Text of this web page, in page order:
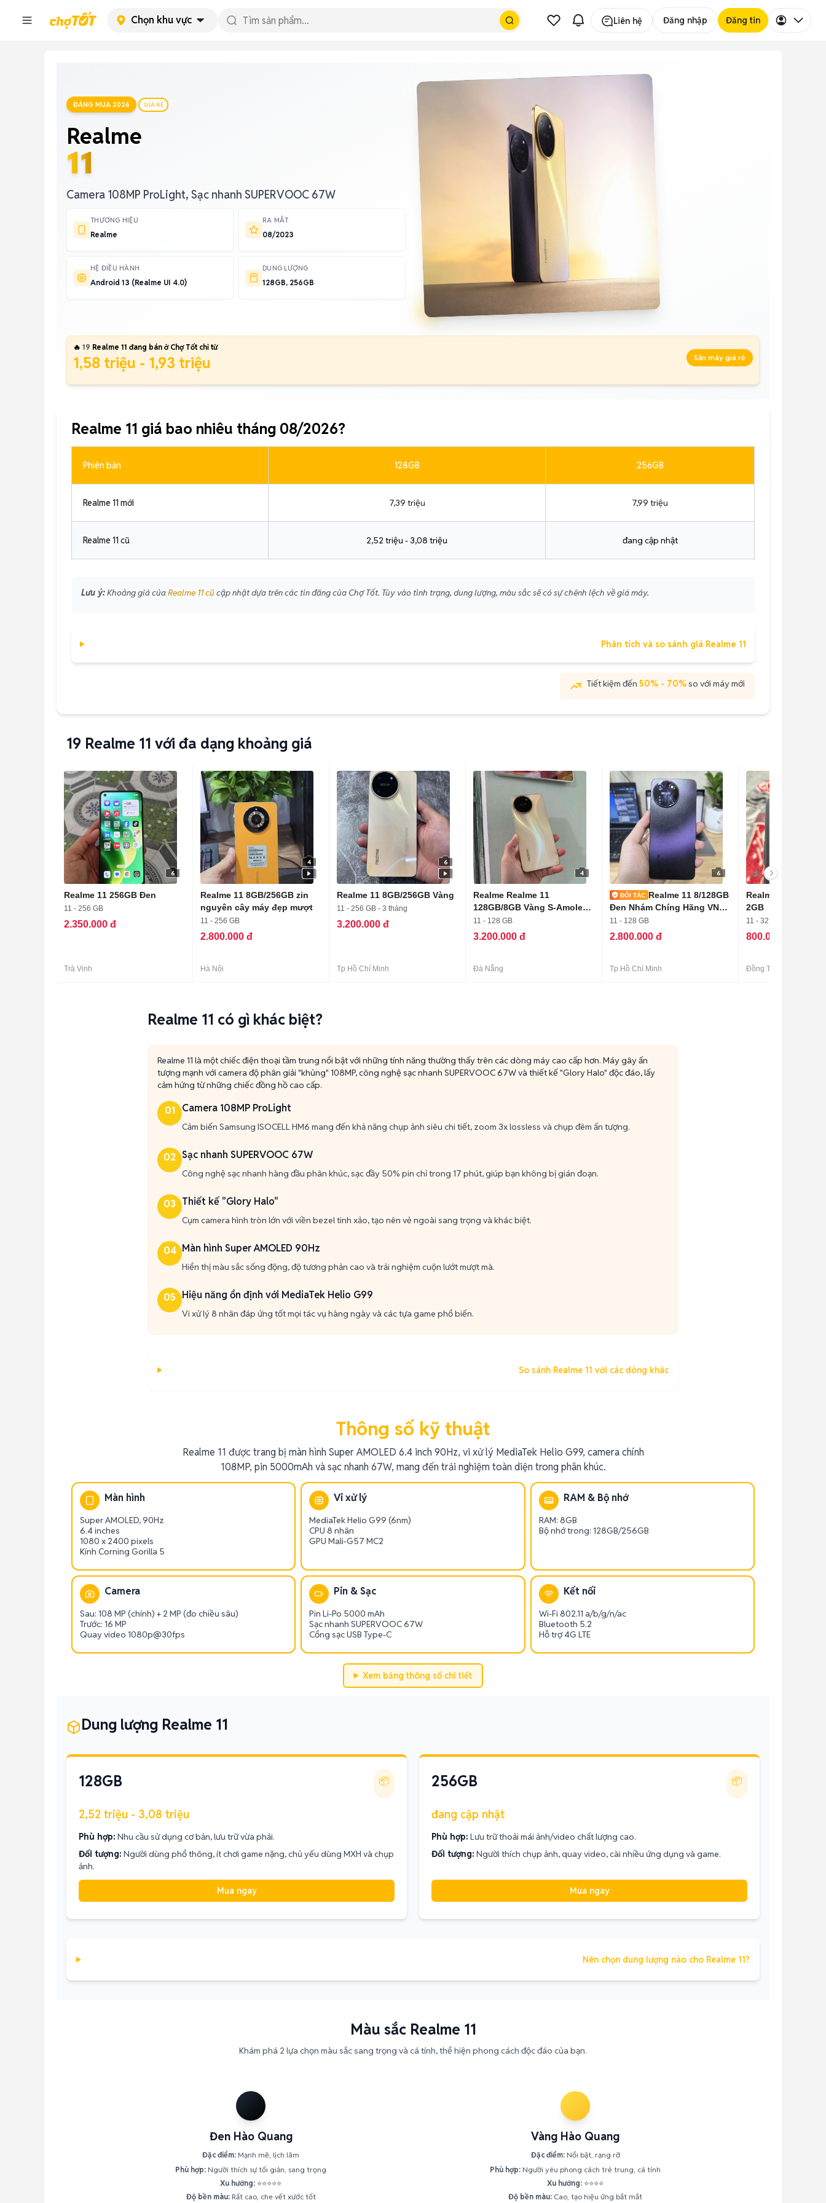
Chọn khu vực Liên hệ Đăng nhập Đăng tin
ĐÁNG MUA 2026 GIÁ RẺ
Realme
11
Camera 108MP ProLight, Sạc nhanh SUPERVOOC 67W
THƯƠNG HIỆU
Realme
RA MẮT
08/2023
HỆ ĐIỀU HÀNH
Android 13 (Realme UI 4.0)
DUNG LƯỢNG
128GB, 256GB
🔥 19 Realme 11 đang bán ở Chợ Tốt chỉ từ
1,58 triệu - 1,93 triệu Săn máy giá rẻ
Realme 11 giá bao nhiêu tháng 08/2026?
Phiên bản 128GB 256GB
Realme 11 mới 7,39 triệu 7,99 triệu
Realme 11 cũ 2,52 triệu - 3,08 triệu đang cập nhật
Lưu ý:Khoảng giá củaRealme 11 cũ cập nhật dựa trên các tin đăng của Chợ Tốt. Tùy vào tình trạng, dung lượng, màu sắc sẽ có sự chênh lệch về giá máy.
Phân tích và so sánh giá Realme 11
Tiết kiệm đến 50% - 70%so với máy mới
19 Realme 11 với đa dạng khoảng giá
6
Realme 11 256GB Đen
11 - 256 GB
2.350.000 đ
Trà Vinh
4
Realme 11 8GB/256GB zin
nguyên cây máy đẹp mượt
11 - 256 GB
2.800.000 đ
Hà Nội
6
Realme 11 8GB/256GB Vàng
11 - 256 GB - 3 tháng
3.200.000 đ
Tp Hồ Chí Minh
4
Realme Realme 11
128GB/8GB Vàng S-Amoled,
mới 99%
11 - 128 GB
3.200.000 đ
Đà Nẵng
6
Realme 11 8/128GB
Đen Nhám Chíng Hãng VN
Zin Đẹp
11 - 128 GB
2.800.000 đ
Tp Hồ Chí Minh
Realme C11 2021
2GB
11 - 32 GB
800.000 đ
Đồng Tháp
Realme 11 có gì khác biệt?
Realme 11 là một chiếc điện thoại tầm trung nổi bật với những tính năng thường thấy trên các dòng máy cao cấp hơn. Máy gây ấn
tượng mạnh với camera độ phân giải "khủng" 108MP, công nghệ sạc nhanh SUPERVOOC 67W và thiết kế "Glory Halo" độc đáo, lấy
cảm hứng từ những chiếc đồng hồ cao cấp.
01 Camera 108MP ProLight
Cảm biến Samsung ISOCELL HM6 mang đến khả năng chụp ảnh siêu chi tiết, zoom 3x lossless và chụp đêm ấn tượng.
02 Sạc nhanh SUPERVOOC 67W
Công nghệ sạc nhanh hàng đầu phân khúc, sạc đầy 50% pin chỉ trong 17 phút, giúp bạn không bị gián đoạn.
03 Thiết kế "Glory Halo"
Cụm camera hình tròn lớn với viền bezel tinh xảo, tạo nên vẻ ngoài sang trọng và khác biệt.
04 Màn hình Super AMOLED 90Hz
Hiển thị màu sắc sống động, độ tương phản cao và trải nghiệm cuộn lướt mượt mà.
05 Hiệu năng ổn định với MediaTek Helio G99
Vi xử lý 8 nhân đáp ứng tốt mọi tác vụ hàng ngày và các tựa game phổ biến.
So sánh Realme 11 với các dòng khác
Thông số kỹ thuật
Realme 11 được trang bị màn hình Super AMOLED 6.4 inch 90Hz, vi xử lý MediaTek Helio G99, camera chính
108MP, pin 5000mAh và sạc nhanh 67W, mang đến trải nghiệm toàn diện trong phân khúc.
Màn hình
Super AMOLED, 90Hz
6.4 inches
1080 x 2400 pixels
Kính Corning Gorilla 5
Vi xử lý
MediaTek Helio G99 (6nm)
CPU 8 nhân
GPU Mali-G57 MC2
RAM & Bộ nhớ
RAM: 8GB
Bộ nhớ trong: 128GB/256GB
Camera
Sau: 108 MP (chính) + 2 MP (đo chiều sâu)
Trước: 16 MP
Quay video 1080p@30fps
Pin & Sạc
Pin Li-Po 5000 mAh
Sạc nhanh SUPERVOOC 67W
Cổng sạc USB Type-C
Kết nối
Wi-Fi 802.11 a/b/g/n/ac
Bluetooth 5.2
Hỗ trợ 4G LTE
Xem bảng thông số chi tiết
Dung lượng Realme 11
128GB 📦
2,52 triệu - 3,08 triệu
Phù hợp: Nhu cầu sử dụng cơ bản, lưu trữ vừa phải.
Đối tượng: Người dùng phổ thông, ít chơi game nặng, chủ yếu dùng MXH và chụp
ảnh.
Mua ngay
256GB 📦
đang cập nhật
Phù hợp: Lưu trữ thoải mái ảnh/video chất lượng cao.
Đối tượng: Người thích chụp ảnh, quay video, cài nhiều ứng dụng và game.
Mua ngay
Nên chọn dung lượng nào cho Realme 11?
Màu sắc Realme 11
Khám phá 2 lựa chọn màu sắc sang trọng và cá tính, thể hiện phong cách độc đáo của bạn.
Đen Hào Quang
Đặc điểm: Mạnh mẽ, lịch lãm
Phù hợp: Người thích sự tối giản, sang trọng
Xu hướng: ⭐⭐⭐⭐⭐
Độ bền màu:Rất cao, che vết xước tốt
Vàng Hào Quang
Đặc điểm:Nổi bật, rạng rỡ
Phù hợp: Người yêu phong cách trẻ trung, cá tính
Xu hướng: ⭐⭐⭐⭐
Độ bền màu: Cao, tạo hiệu ứng bắt mắt